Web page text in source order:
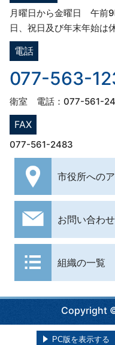
月曜日から金曜日 午前
日、祝日及び年末年始は
電話
077-563-
衛室 電話：077-561-
FAX
077-561-2483
市役所への
お問い合わせ
組織の一覧
Copyright
PC版を表示する